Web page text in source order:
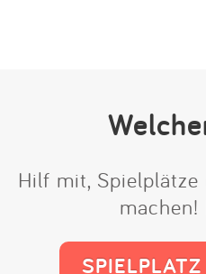
Hilf mit,
machen!